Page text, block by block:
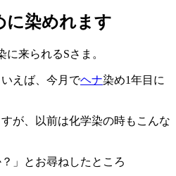
に染めれます
来られるSさま。
えば、今月でヘナ染め1年目に
が、以前は化学染の時もこんな
」とお尋ねしたところ